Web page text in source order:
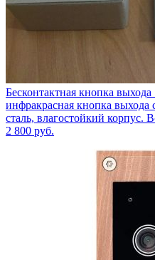
Бесконтактная кнопка
инфракрасная кнопка
сталь, влагостойкий корпус.
2 800 руб.